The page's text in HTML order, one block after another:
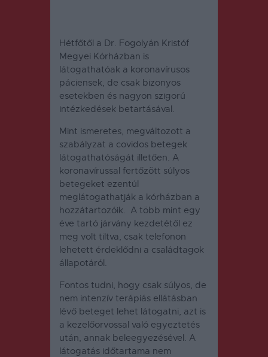
Hétfőtől a Dr. Fogolyán Kristóf
Megyei Kórházban is
látogathatóak a koronavírusos
páciensek, de csak bizonyos
esetekben és nagyon szigorú
intézkedések betartásával.
Mint ismeretes, megváltozott a
szabályzat a covidos betegek
látogathatóságát illetően. A
koronavírussal fertőzött súlyos
betegeket ezentúl
meglátogathatják a kórházban a
hozzátartozóik. A több mint egy
éve tartó járvány kezdetétől ez
meg volt tiltva, csak telefonon
lehetett érdeklődni a családtagok
állapotáról.
Fontos tudni, hogy csak súlyos, de
nem intenzív terápiás ellátásban
lévő beteget lehet látogatni, azt is
a kezelőorvossal való egyeztetés
után, annak beleegyezésével. A
látogatás időtartama nem